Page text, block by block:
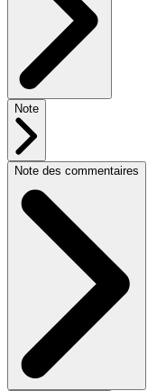
Note
Note des commentaires